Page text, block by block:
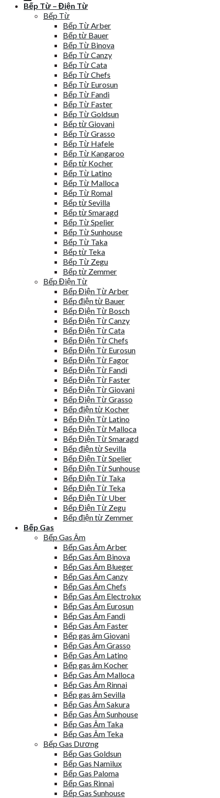
Bếp Từ – Điện Từ
Bếp Từ
Bếp Từ Arber
Bếp từ Bauer
Bếp Từ Binova
Bếp Từ Canzy
Bếp Từ Cata
Bếp Từ Chefs
Bếp Từ Eurosun
Bếp Từ Fandi
Bếp Từ Faster
Bếp Từ Goldsun
Bếp từ Giovani
Bếp Từ Grasso
Bếp Từ Hafele
Bếp Từ Kangaroo
Bếp từ Kocher
Bếp Từ Latino
Bếp Từ Malloca
Bếp Từ Romal
Bếp từ Sevilla
Bếp từ Smaragd
Bếp Từ Spelier
Bếp Từ Sunhouse
Bếp Từ Taka
Bếp từ Teka
Bếp Từ Zegu
Bếp từ Zemmer
Bếp Điện Từ
Bếp Điện Từ Arber
Bếp điện từ Bauer
Bếp Điện Từ Bosch
Bếp Điện Từ Canzy
Bếp Điện Từ Cata
Bếp Điện Từ Chefs
Bếp Điện Từ Eurosun
Bếp Điện Từ Fagor
Bếp Điện Từ Fandi
Bếp Điện Từ Faster
Bếp Điện Từ Giovani
Bếp Điện Từ Grasso
Bếp điện từ Kocher
Bếp Điện Từ Latino
Bếp Điện Từ Malloca
Bếp Điện Từ Smaragd
Bếp điện từ Sevilla
Bếp Điện Từ Spelier
Bếp Điện Từ Sunhouse
Bếp Điện Từ Taka
Bếp Điện Từ Teka
Bếp Điện Từ Uber
Bếp Điện Từ Zegu
Bếp điện từ Zemmer
Bếp Gas
Bếp Gas Âm
Bếp Gas Âm Arber
Bếp Gas Âm Binova
Bếp Gas Âm Blueger
Bếp Gas Âm Canzy
Bếp Gas Âm Chefs
Bếp Gas Âm Electrolux
Bếp Gas Âm Eurosun
Bếp Gas Âm Fandi
Bếp Gas Âm Faster
Bếp gas âm Giovani
Bếp Gas Âm Grasso
Bếp Gas Âm Latino
Bếp gas âm Kocher
Bếp Gas Âm Malloca
Bếp Gas Âm Rinnai
Bếp gas âm Sevilla
Bếp Gas Âm Sakura
Bếp Gas Âm Sunhouse
Bếp Gas Âm Taka
Bếp Gas Âm Teka
Bếp Gas Dương
Bếp Gas Goldsun
Bếp Gas Namilux
Bếp Gas Paloma
Bếp Gas Rinnai
Bếp Gas Sunhouse